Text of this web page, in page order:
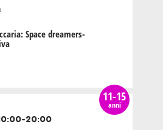
Space dreamers-
11-15
anni
20:00